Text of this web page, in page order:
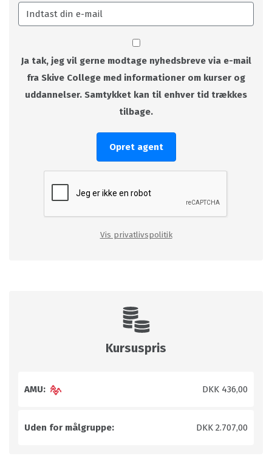
Ja tak, jeg vil gerne modtage nyhedsbreve via e-mail
fra Skive College med informationer om kurser og
uddannelser. Samtykket kan til enhver tid trækkes
tilbage.
Opret agent
Vis privatlivspolitik
Kursuspris
AMU: DKK 436,00
Uden for målgruppe: DKK 2.707,00